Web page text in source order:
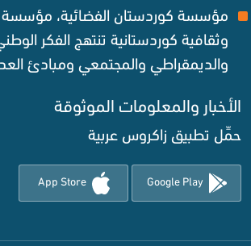
مؤسسة كوردستان الفضائية، مؤسسة
وثقافية كوردستانية تنتهج الفكر
والديمقراطي والمجتمعي ومبادئ
الأخبار والمعلومات الموثوقة‌
حمِّل تطبيق زاكروس عربية
Google Play
App Store